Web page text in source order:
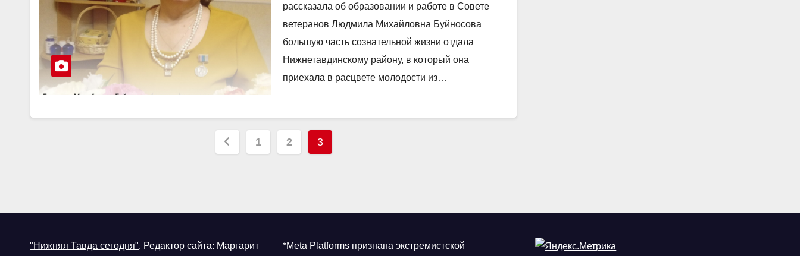
рассказала об образовании и работе в Совете
ветеранов Людмила Михайловна Буйносова
большую часть сознательной жизни отдала
Нижнетавдинскому району, в который она
приехала в расцвете молодости из…
Пагинация
1 2 3
"Нижняя Тавда сегодня". Редактор сайта: Маргарит
*Meta Platforms признана экстремистской